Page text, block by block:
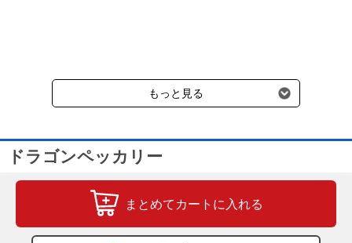
受けます。
もっと見る
ドラゴンペッカリー
まとめてカートに入れる